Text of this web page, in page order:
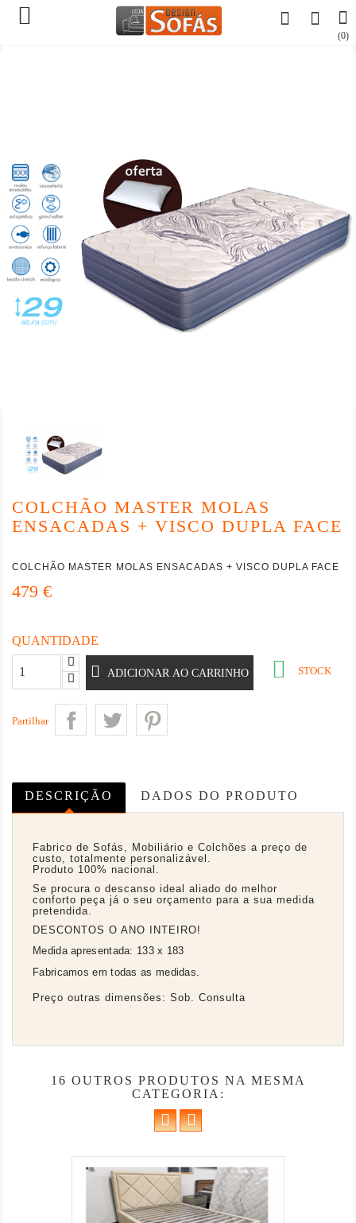

(0)
COLCHÃO MASTER MOLAS
ENSACADAS + VISCO DUPLA FACE
COLCHÃO MASTER MOLAS ENSACADAS + VISCO DUPLA FACE
479 €
QUANTIDADE
ADICIONAR AO CARRINHO  STOCK
Partilhar
DESCRIÇÃO DADOS DO PRODUTO
Fabrico de Sofás, Mobiliário e Colchões a preço de
custo, totalmente personalizável.
Produto 100% nacional.
Se procura o descanso ideal aliado do melhor
conforto peça já o seu orçamento para a sua medida
pretendida.
DESCONTOS O ANO INTEIRO!
Medida apresentada: 133 x 183
Fabricamos em todas as medidas.
Preço outras dimensões: Sob. Consulta
16 OUTROS PRODUTOS NA MESMA
CATEGORIA: